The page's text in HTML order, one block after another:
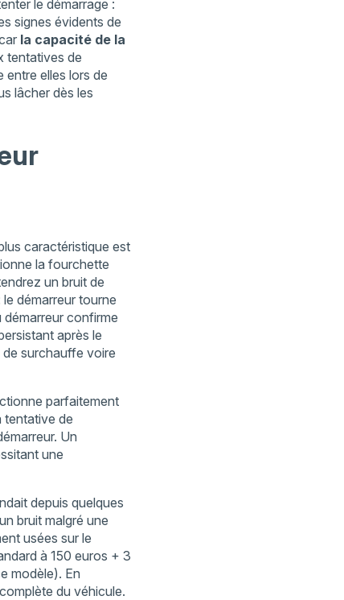
le démarrage :
signes évidents de
la capacité de la
tentatives de
entre elles lors de
lâcher dès les
caractéristique est
la fourchette
un bruit de
démarreur tourne
confirme
après le
de surchauffe voire
parfaitement
tentative de
Un
une
depuis quelques
bruit malgré une
usées sur le
à 150 euros + 3
modèle). En
du véhicule.